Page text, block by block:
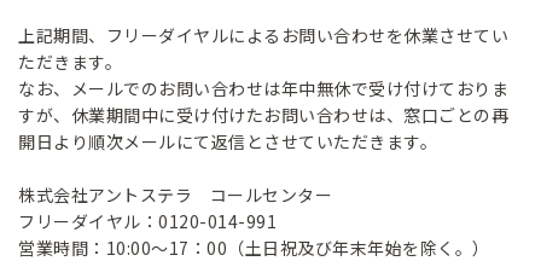
上記期間、フリーダイヤルによるお問い合わせを休業させてい
ただきます。
なお、メールでのお問い合わせは年中無休で受け付けておりま
すが、休業期間中に受け付けたお問い合わせは、窓口ごとの再
開日より順次メールにて返信とさせていただきます。
株式会社アントステラ コールセンター
フリーダイヤル：0120-014-991
営業時間：10:00～17：00（土日祝及び年末年始を除く。）